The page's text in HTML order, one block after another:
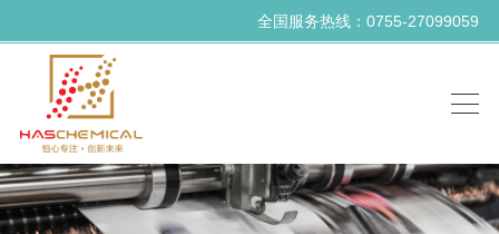
全国服务热线：0755-27099059